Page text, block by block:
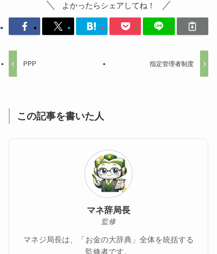
よかったらシェアしてね！
PPP 指定管理者制度
この記事を書いた人
マネ辞局長
監修
マネジ局長は、「お金の大辞典」全体を統括する
監修者です。